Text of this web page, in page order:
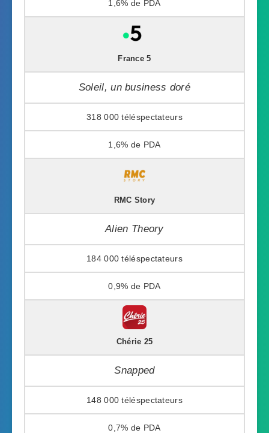
1,6%
France 5
Soleil, un business doré
318 000
1,6%
RMC Story
Alien Theory
184 000
0,9%
Chérie 25
Snapped
148 000
0,7%